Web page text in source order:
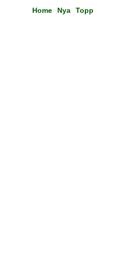
Home Nya Topp